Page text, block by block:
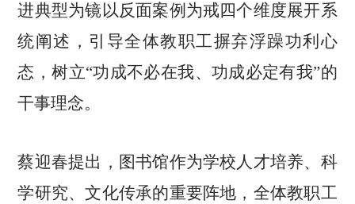
进典型为镜以反面案例为戒四个维度展开系
统阐述，引导全体教职工摒弃浮躁功利心
态，树立“功成不必在我、功成必定有我”的
干事理念。
蔡迎春提出，图书馆作为学校人才培养、科
学研究、文化传承的重要阵地，全体教职工